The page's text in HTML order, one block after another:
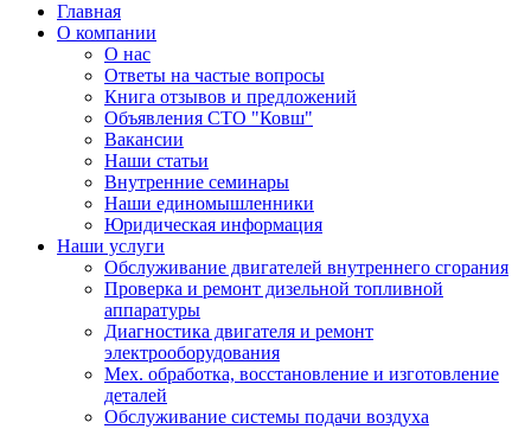
Главная
О компании
О нас
Ответы на частые вопросы
Книга отзывов и предложений
Объявления СТО "Ковш"
Вакансии
Наши статьи
Внутренние семинары
Наши единомышленники
Юридическая информация
Наши услуги
Обслуживание двигателей внутреннего сгорания
Проверка и ремонт дизельной топливной
аппаратуры
Диагностика двигателя и ремонт
электрооборудования
Мех. обработка, восстановление и изготовление
деталей
Обслуживание системы подачи воздуха